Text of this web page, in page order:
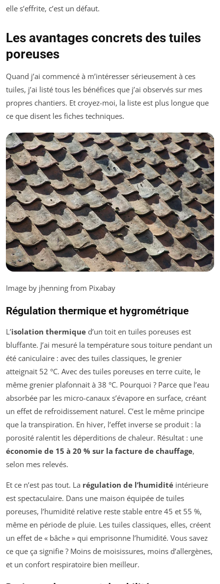
elle s’effrite, c’est un défaut.
Les avantages concrets des tuiles
poreuses
Quand j’ai commencé à m’intéresser sérieusement à ces
tuiles, j’ai listé tous les bénéfices que j’ai observés sur mes
propres chantiers. Et croyez-moi, la liste est plus longue que
ce que disent les fiches techniques.
Image by jhenning from Pixabay
Régulation thermique et hygrométrique
L’isolation thermique d’un toit en tuiles poreuses est
bluffante. J’ai mesuré la température sous toiture pendant un
été caniculaire : avec des tuiles classiques, le grenier
atteignait 52 °C. Avec des tuiles poreuses en terre cuite, le
même grenier plafonnait à 38 °C. Pourquoi ? Parce que l’eau
absorbée par les micro-canaux s’évapore en surface, créant
un effet de refroidissement naturel. C’est le même principe
que la transpiration. En hiver, l’effet inverse se produit : la
porosité ralentit les déperditions de chaleur. Résultat : une
économie de 15 à 20 % sur la facture de chauffage,
selon mes relevés.
Et ce n’est pas tout. La régulation de l’humidité intérieure
est spectaculaire. Dans une maison équipée de tuiles
poreuses, l’humidité relative reste stable entre 45 et 55 %,
même en période de pluie. Les tuiles classiques, elles, créent
un effet de « bâche » qui emprisonne l’humidité. Vous savez
ce que ça signifie ? Moins de moisissures, moins d’allergènes,
et un confort respiratoire bien meilleur.